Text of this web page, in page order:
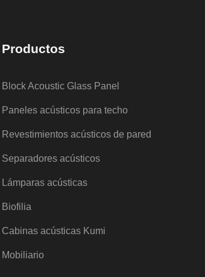
Productos
Block Acoustic Glass Panel
Paneles acústicos para techo
Revestimientos acústicos de pared
Separadores acústicos
Lámparas acústicas
Biofilia
Cabinas acústicas Kumi
Mobiliario